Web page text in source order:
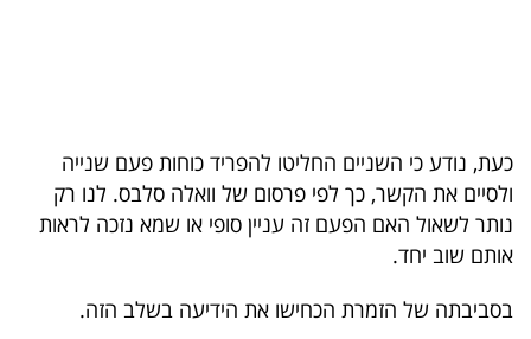
5
המילון
הכלכלי
פודקאסט
כעת, נודע כי השניים החליטו להפריד כוחות פעם שנייה
ולסיים את הקשר, כך לפי פרסום של וואלה סלבס. לנו רק
נותר לשאול האם הפעם זה עניין סופי או שמא נזכה לראות
אותם שוב יחד.
בסביבתה של הזמרת הכחישו את הידיעה בשלב הזה.